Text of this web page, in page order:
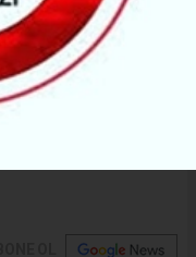
neden
ise
asfaltın alt
ardından dağ